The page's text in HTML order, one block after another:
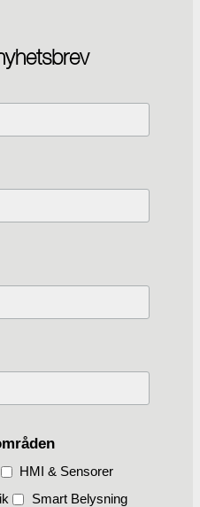
HMI & Sensorer
Smart Belysning